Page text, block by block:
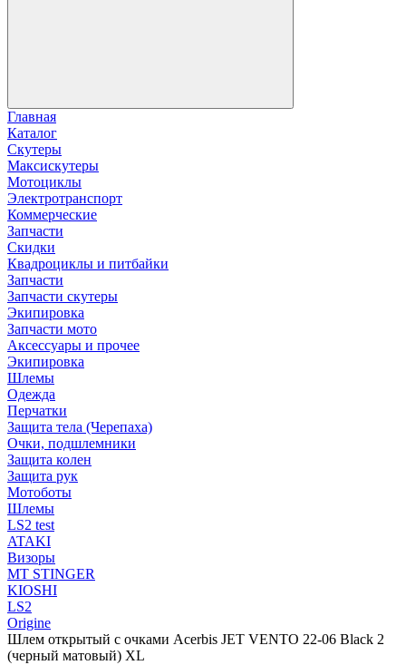
Главная
Каталог
Скутеры
Максискутеры
Мотоциклы
Электротранспорт
Коммерческие
Запчасти
Скидки
Квадроциклы и питбайки
Запчасти
Запчасти скутеры
Экипировка
Запчасти мото
Аксессуары и прочее
Экипировка
Шлемы
Одежда
Перчатки
Защита тела (Черепаха)
Очки, подшлемники
Защита колен
Защита рук
Мотоботы
Шлемы
LS2 test
ATAKI
Визоры
MT STINGER
KIOSHI
LS2
Origine
Шлем открытый с очками Acerbis JET VENTO 22-06 Black 2
(черный матовый) XL